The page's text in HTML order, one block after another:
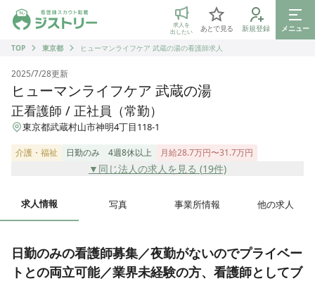
ジストリー 看護師の転職マッチング
求人を
出したい
あとで見る 新規登録
メニュー
TOP
東京都 ヒューマンライフケア 武蔵の湯の看護師求人
2025/7/28更新
ヒューマンライフケア 武蔵の湯
正看護師 / 正社員（常勤）
東京都武蔵村山市神明4丁目118-1
介護・福祉 日勤のみ 4週8休以上 月給28.7万円〜31.7万円
▼同じ法人の求人を見る (19件)
求人情報 写真 事業所情報 他の求人
日勤のみの看護師募集／夜勤がないのでプライベー
トとの両立可能／業界未経験の方、看護師としてブ